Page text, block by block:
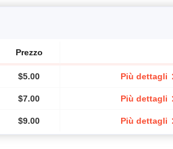
Prezzo
$5.00 Più dettagli
$7.00 Più dettagli
$9.00 Più dettagli